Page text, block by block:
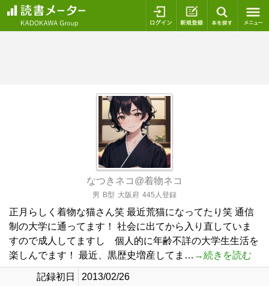
ログイン 新規登録
なつきネコ@着物ネコ
男 B型 大阪府 445人登録
正月らしく着物な猫さん笑 最近荒猫になってたり笑 通信
制の大学に通ってます！ 社会に出てから入り直していま
すので成人してますし 個人的に年齢不詳の大学生生活を
楽しんでます！ 最近、黒歴史増産してま… →続きを読む
記録初日
2013/02/26